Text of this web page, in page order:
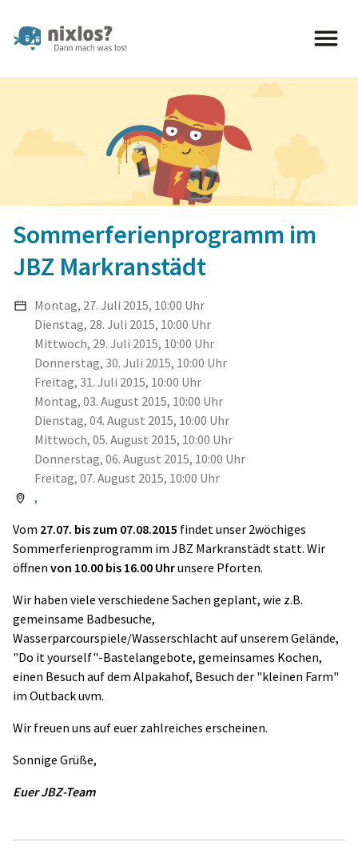
nixlos? Dann mach was
Sommerferienprogramm im
JBZ Markranstädt
Montag, 27. Juli 2015, 10:00 Uhr
Dienstag, 28. Juli 2015, 10:00 Uhr
Mittwoch, 29. Juli 2015, 10:00 Uhr
Donnerstag, 30. Juli 2015, 10:00 Uhr
Freitag, 31. Juli 2015, 10:00 Uhr
Montag, 03. August 2015, 10:00 Uhr
Dienstag, 04. August 2015, 10:00 Uhr
Mittwoch, 05. August 2015, 10:00 Uhr
Donnerstag, 06. August 2015, 10:00 Uhr
Freitag, 07. August 2015, 10:00 Uhr
,
Vom 27.07. bis zum 07.08.2015 findet unser 2wöchiges
Sommerferienprogramm im JBZ Markranstädt statt. Wir
öffnen von 10.00 bis 16.00 Uhrunsere Pforten.
Wir haben viele verschiedene Sachen geplant, wie z.B.
gemeinsame Badbesuche,
Wasserparcourspiele/Wasserschlacht auf unserem Gelände,
"Do it yourself"-Bastelangebote, gemeinsames Kochen,
einen Besuch auf dem Alpakahof, Besuch der "kleinen Farm"
im Outback uvm.
Wir freuen uns auf euer zahlreiches erscheinen.
Sonnige Grüße,
Euer JBZ-Team